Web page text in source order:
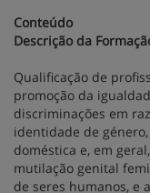
Conteúdo
Descrição da
Qualificação de
promoção da
discriminações em
identidade de
doméstica e, em
mutilação genital
de seres humanos, e